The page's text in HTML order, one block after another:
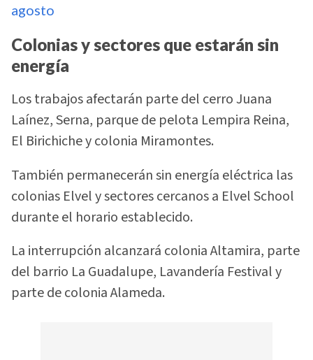
agosto
Colonias y sectores que estarán sin
energía
Los trabajos afectarán parte del cerro Juana
Laínez, Serna, parque de pelota Lempira Reina,
El Birichiche y colonia Miramontes.
También permanecerán sin energía eléctrica las
colonias Elvel y sectores cercanos a Elvel School
durante el horario establecido.
La interrupción alcanzará colonia Altamira, parte
del barrio La Guadalupe, Lavandería Festival y
parte de colonia Alameda.